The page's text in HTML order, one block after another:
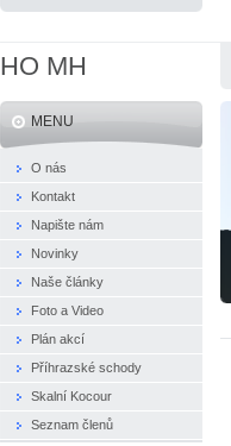
HO MH
MENU
O nás
Kontakt
Napište nám
Novinky
Naše články
Foto a Video
Plán akcí
Příhrazské schody
Skalní Kocour
Seznam členů